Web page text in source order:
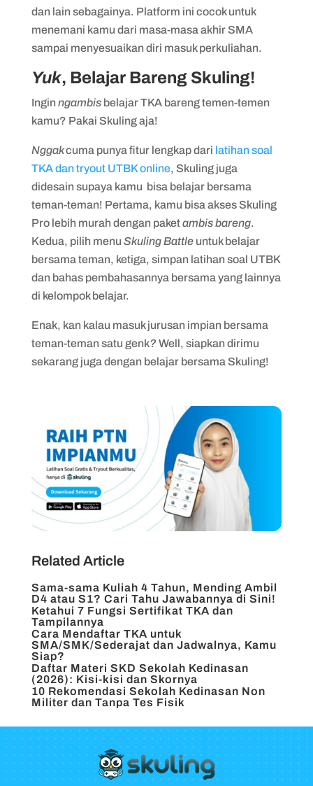
dan lain sebagainya. Platform ini cocok untuk
menemani kamu dari masa-masa akhir SMA
sampai menyesuaikan diri masuk perkuliahan.
Yuk, Belajar Bareng Skuling!
Inginngambisbelajar TKA bareng temen-temen
kamu? Pakai Skuling aja!
Nggakcuma punya fitur lengkap dari latihan soal
TKA dan tryout UTBK online, Skuling juga
didesain supaya kamu bisa belajar bersama
teman-teman! Pertama, kamu bisa akses Skuling
Pro lebih murah dengan paketambis bareng.
Kedua, pilih menu Skuling Battle untuk belajar
bersama teman, ketiga, simpan latihan soal UTBK
dan bahas pembahasannya bersama yang lainnya
di kelompok belajar.
Enak, kan kalau masuk jurusan impian bersama
teman-teman satu genk? Well, siapkan dirimu
sekarang juga dengan belajar bersama Skuling!
Related Article
Sama-sama Kuliah 4 Tahun, Mending Ambil
D4 atau S1? Cari Tahu Jawabannya di Sini!
Ketahui 7 Fungsi Sertifikat TKA dan
Tampilannya
Cara Mendaftar TKA untuk
SMA/SMK/Sederajat dan Jadwalnya, Kamu
Siap?
Daftar Materi SKD Sekolah Kedinasan
(2026): Kisi-kisi dan Skornya
10 Rekomendasi Sekolah Kedinasan Non
Militer dan Tanpa Tes Fisik